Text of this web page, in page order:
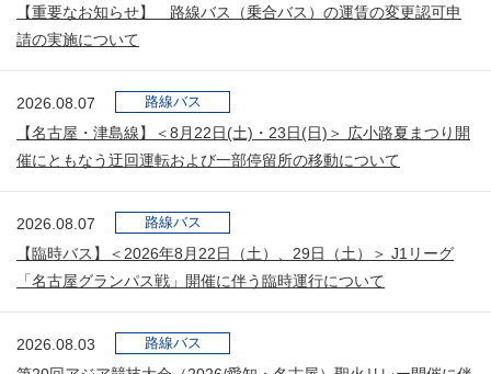
【重要なお知らせ】 路線バス（乗合バス）の運賃の変更認可申
請の実施について
2026.08.07 路線バス
【名古屋・津島線】＜8月22日(土)・23日(日)＞ 広小路夏まつり開
催にともなう迂回運転および一部停留所の移動について
2026.08.07 路線バス
【臨時バス】＜2026年8月22日（土）、29日（土）＞ J1リーグ
「名古屋グランパス戦」開催に伴う臨時運行について
2026.08.03 路線バス